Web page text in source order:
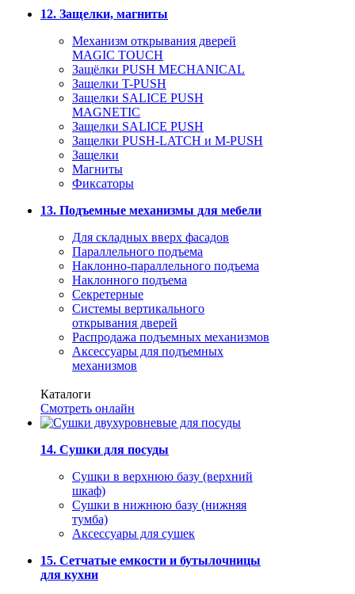
12. Защелки, магниты
Механизм открывания дверей
MAGIC TOUCH
Защёлки PUSH MECHANICAL
Защелки T-PUSH
Защелки SALICE PUSH
MAGNETIC
Защелки SALICE PUSH
Защелки PUSH-LATCH и M-PUSH
Защелки
Магниты
Фиксаторы
13. Подъемные механизмы для мебели
Для складных вверх фасадов
Параллельного подъема
Наклонно-параллельного подъема
Наклонного подъема
Секретерные
Системы вертикального
открывания дверей
Распродажа подъемных механизмов
Аксессуары для подъемных
механизмов
Каталоги
Смотреть онлайн
14. Сушки для посуды
Сушки в верхнюю базу (верхний
шкаф)
Сушки в нижнюю базу (нижняя
тумба)
Аксессуары для сушек
15. Сетчатые емкости и бутылочницы
для кухни